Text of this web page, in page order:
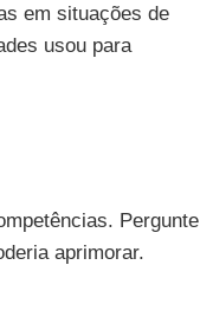
em situações de
usou para
Pergunte
aprimorar.